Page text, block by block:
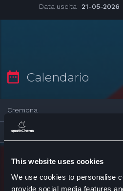
This website uses cookies
We use cookies to personalise
provide social media features
Data uscita
21-05-2026
Calendario
Cremona
Sab 8